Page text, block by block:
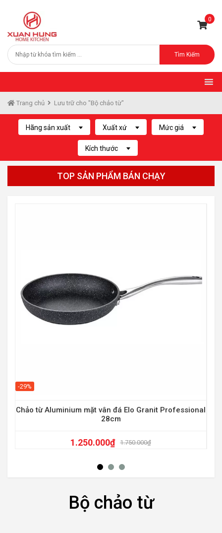
0
Tìm Kiếm
Trang chủ Lưu trữ cho "Bộ chảo từ"
Hãng sản xuất Xuất xứ Mức giá
Kích thước
TOP SẢN PHẨM BÁN CHẠY
-29%
Chảo từ Aluminium mặt vân đá Elo Granit Professional
28cm
1.750.000₫
1.250.000₫
Bộ chảo từ